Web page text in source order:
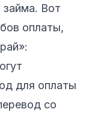
займа. Вот
оплаты,
для оплаты
со